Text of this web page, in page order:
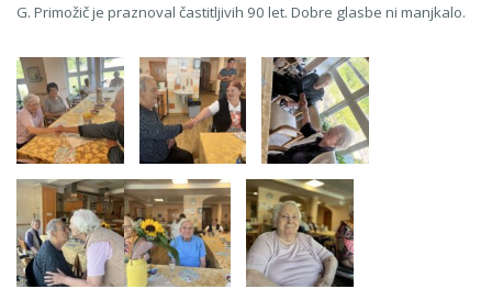
G. Primožič je praznoval častitljivih 90 let. Dobre glasbe ni manjkalo.